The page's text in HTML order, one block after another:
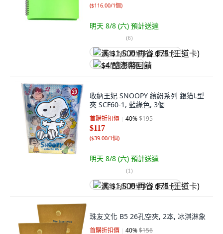
($116.00/1個)
明天 8/8 (六) 預計送達
(6)
满 $1,500 再省 $75 (王道卡)
$4 酷澎幣回饋
收納王妃 SNOOPY 繽紛系列 銀箔L型
夾 SCF60-1, 藍綠色, 3個
首購折扣價 40%$195
$117
($39.00/1個)
明天 8/8 (六) 預計送達
(1)
满 $1,500 再省 $75 (王道卡)
珠友文化 B5 26孔空夾, 2本, 冰淇淋象
首購折扣價 40%$156